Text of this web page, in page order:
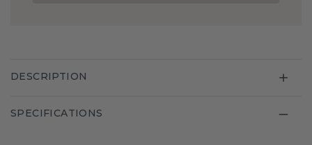
DESCRIPTION
SPECIFICATIONS